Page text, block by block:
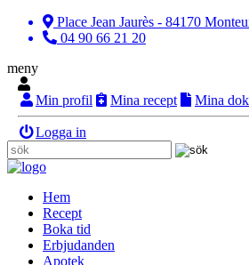
Place Jean Jaurès - 84170
04 90 66 21 20
meny
Min profil Mina recept Mina
Logga in
Hem
Recept
Boka tid
Erbjudanden
Apotek